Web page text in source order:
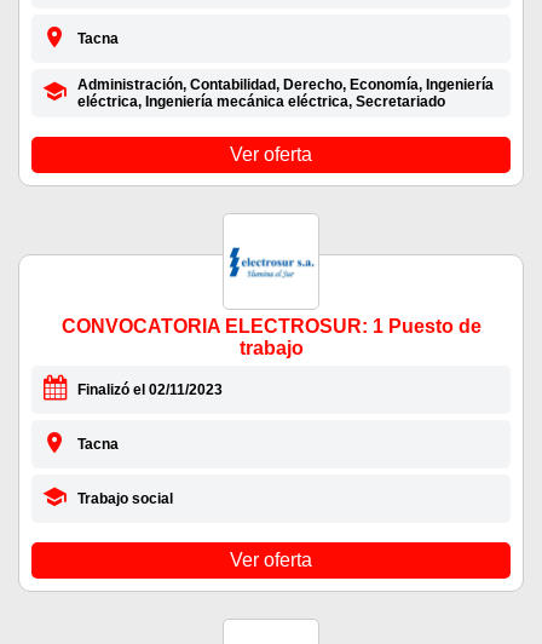
Tacna
Administración, Contabilidad, Derecho, Economía, Ingeniería
eléctrica, Ingeniería mecánica eléctrica, Secretariado
Ver oferta
CONVOCATORIA ELECTROSUR: 1 Puesto de
trabajo
Finalizó el 02/11/2023
Tacna
Trabajo social
Ver oferta